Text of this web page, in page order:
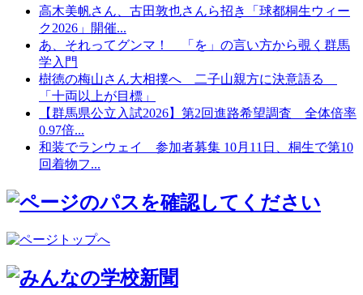
高木美帆さん、古田敦也さんら招き「球都桐生ウィー
ク2026」開催...
あ、それってグンマ！ 「を」の言い方から覗く群馬
学入門
樹徳の梅山さん大相撲へ 二子山親方に決意語る
「十両以上が目標」
【群馬県公立入試2026】第2回進路希望調査 全体倍率
0.97倍...
和装でランウェイ 参加者募集 10月11日、桐生で第10
回着物フ...